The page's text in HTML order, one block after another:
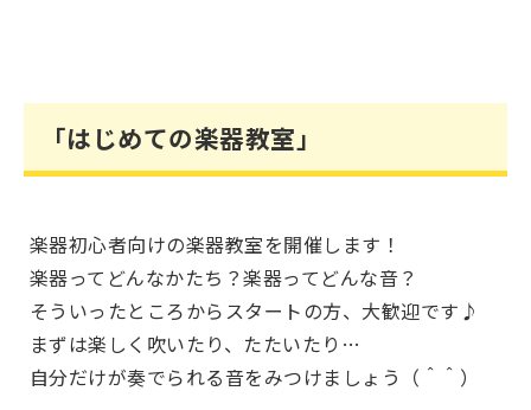
「はじめての楽器教室」
楽器初心者向けの楽器教室を開催します！
楽器ってどんなかたち？楽器ってどんな音？
そういったところからスタートの方、大歓迎です♪
まずは楽しく吹いたり、たたいたり…
自分だけが奏でられる音をみつけましょう（＾＾）